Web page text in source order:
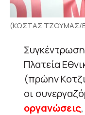
(ΚΩΣΤΑΣ ΤΖΟΥΜΑΣ/
Πλατεία
(πρώην
οι
οργανώσεις